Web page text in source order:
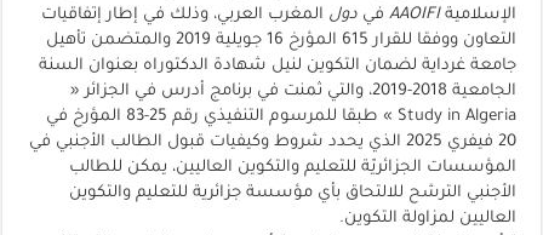
الإسلاميةAAOIFI فيدول المغرب العربي، وذلك في إطار إتفاقيات
التعاون ووفقا للقرار 615 المؤرخ 16 جويلية 2019 والمتضمن تأهيل
جامعة غرداية لضمان التكوين لنيل شهادة الدكتوراه بعنوان السنة
الجامعية 2018-2019، والتي ثمنت في برنامج أدرس في الجزائر «
Study in Algeria » طبقا للمرسوم التنفيذي رقم 25-83 المؤرخ في
20 فيفري 2025 الذي يحدد شروط وكيفيات قبول الطالب الأجنبي في
المؤسسات الجزائريّة للتعليم والتكوين العاليين، يمكن للطالب
الأجنبي الترشح للالتحاق بأي مؤسسة جزائرية للتعليم والتكوين
العاليين لمزاولة التكوين.